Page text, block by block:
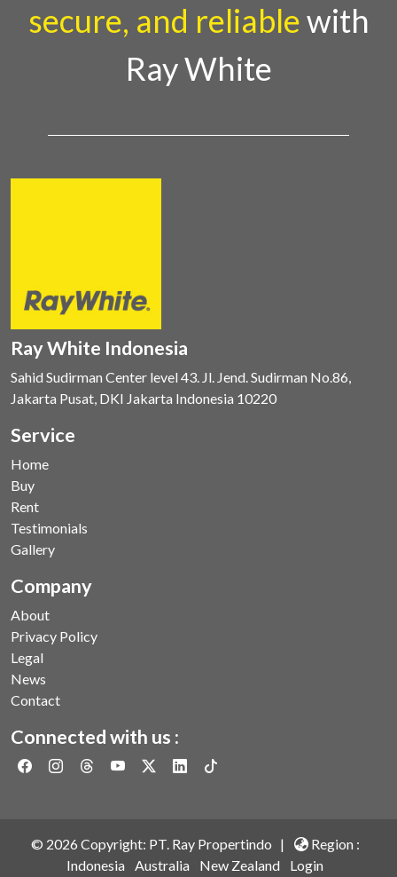
secure, and reliablewith
Ray White
Ray White Indonesia
Sahid Sudirman Center level 43. Jl. Jend. Sudirman No.86,
Jakarta Pusat, DKI Jakarta Indonesia 10220
Service
Home
Buy
Rent
Testimonials
Gallery
Company
About
Privacy Policy
Legal
News
Contact
Connected with us :
© 2026 Copyright: PT. Ray Propertindo |
Region :
Indonesia
Australia New Zealand Login